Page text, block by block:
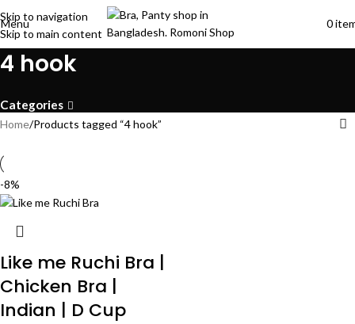
Skip to navigation
Skip to main content
Menu 0
4 hook
Categories
Home Products tagged “4 hook”
-8%
Like me Ruchi Bra |
Chicken Bra |
Indian | D Cup